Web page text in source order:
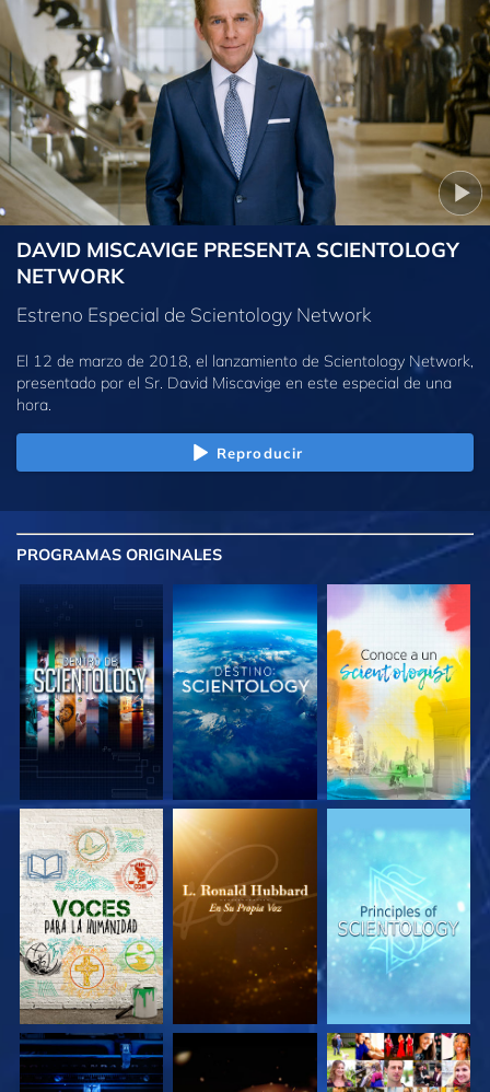
DAVID MISCAVIGE PRESENTA SCIENTOLOGY
NETWORK
Estreno Especial de Scientology Network
El 12 de marzo de 2018, el lanzamiento de Scientology Network,
presentado por el Sr. David Miscavige en este especial de una
hora.
Reproducir
PROGRAMAS ORIGINALES
EXPLORA LAS
SERIES
EXPLORA LAS
SERIES
EXPLORA LAS
SERIES